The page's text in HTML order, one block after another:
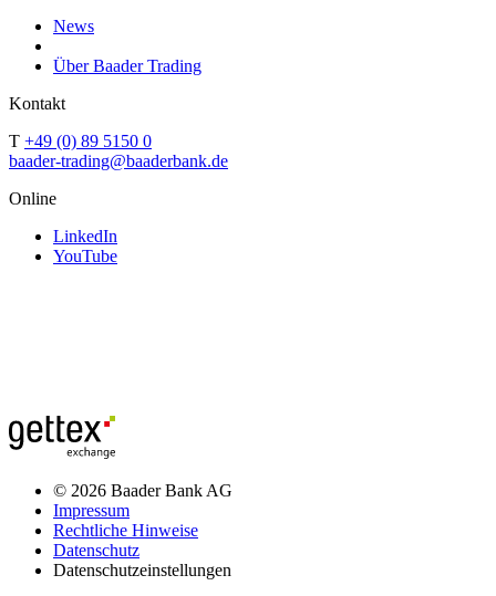
News
Über Baader Trading
Kontakt
T +49 (0) 89 5150 0
baader-trading@baaderbank.de
Online
LinkedIn
YouTube
© 2026 Baader Bank AG
Impressum
Rechtliche Hinweise
Datenschutz
Datenschutzeinstellungen